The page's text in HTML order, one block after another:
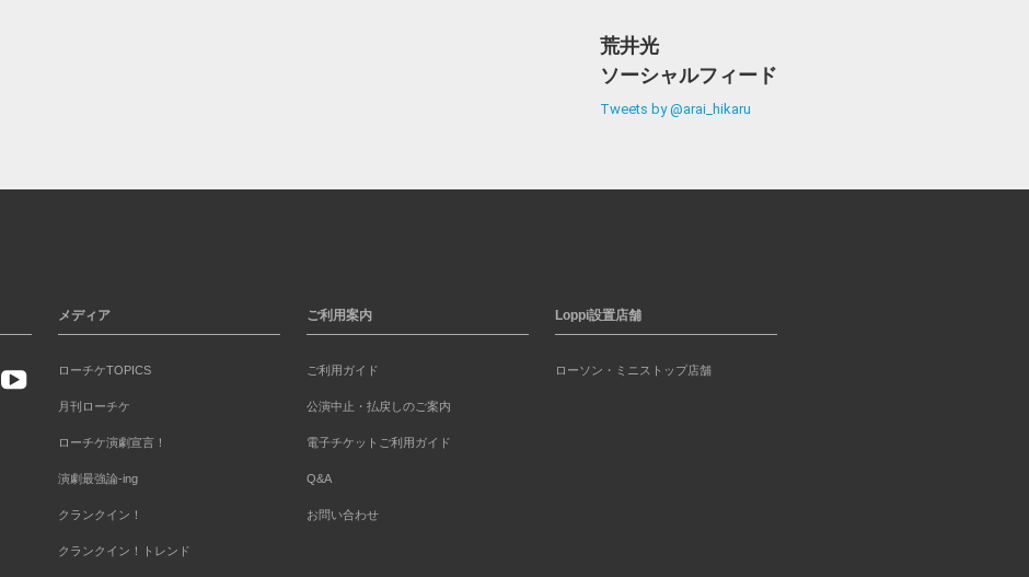
荒井光
ソーシャルフィード
Tweets by @arai_hikaru
メディア
ローチケTOPICS
月刊ローチケ
ローチケ演劇宣言！
演劇最強論-ing
クランクイン！
クランクイン！トレンド
ご利用案内
ご利用ガイド
公演中止・払戻しのご案内
電子チケットご利用ガイド
Q&A
お問い合わせ
Loppi設置店舗
ローソン・ミニストップ店舗